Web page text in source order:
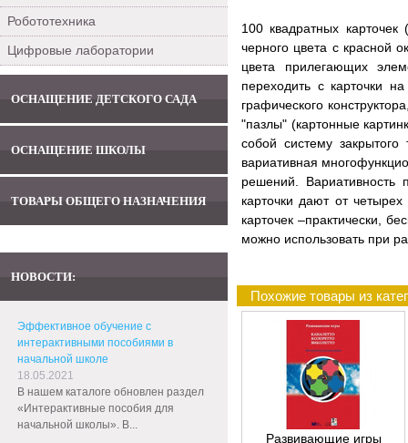
Робототехника
Цифровые лаборатории
ОСНАЩЕНИЕ ДЕТСКОГО САДА
ОСНАЩЕНИЕ ШКОЛЫ
ТОВАРЫ ОБЩЕГО НАЗНАЧЕНИЯ
НОВОСТИ:
Эффективное обучение с
интерактивными пособиями в
начальной школе
18.05.2021
В нашем каталоге обновлен раздел
«Интерактивные пособия для
начальной школы». В...
100 квадратных
черного цвета с красной
цвета прилегающих
переходить с карточки
графического
"пазлы" (картонные
собой систему
вариативная
решений. Вариативность
карточки дают от
карточек –практически,
можно использовать при
Похожие товары из
Развивающие игры